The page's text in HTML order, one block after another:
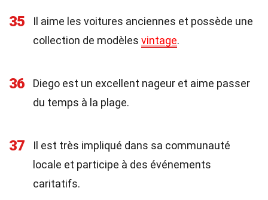
35
Il aime les voitures anciennes et possède une
collection de modèles vintage.
36
Diego est un excellent nageur et aime passer
du temps à la plage.
37
Il est très impliqué dans sa communauté
locale et participe à des événements
caritatifs.